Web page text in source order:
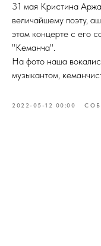
31 мая Кристина
величайшему поэту,
этом концерте с его
"Кеманча".
На фото наша
музыкантом,
2022-05-12 00:00